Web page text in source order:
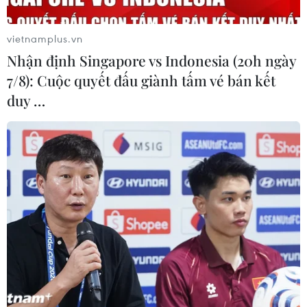
Kinh tế Anh suy giảm sâu hơn mức dự
kiến trong quý 3 năm 2022
23/12/2022 00:40
Nhà kinh tế học Gabriella Dickens nhận định Anh sẽ
hứng chịu cuộc suy thoái sâu nhất trong số các nền kinh
tế tiên tiến vào năm 2023 do mức độ nghiêm trọng của
những hạn chế từ các chính sách tiền tệ.
vietnamplus.vn
Nhận định Singapore vs Indonesia (20h ngày
7/8): Cuộc quyết đấu giành tấm vé bán kết
duy …